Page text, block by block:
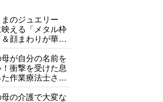
腰から上半身を動かして左右に掃く
イバル術
なサービス
まのジュエリー
える「メタル枠
顔まわりが華や
一粒」の使い分
が自分の名前を
衝撃を受けた息
作業療法士さん
の介護で大変な